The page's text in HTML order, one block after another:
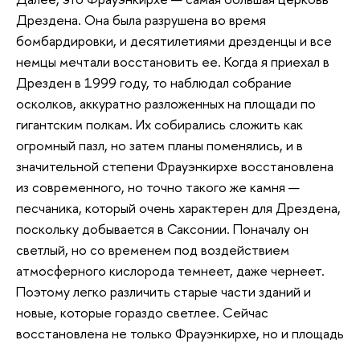
Дрездена. Она была разрушена во время
бомбардировки, и десятилетиями дрезденцы и все
немцы мечтали восстановить ее. Когда я приехал в
Дрезден в 1999 году, то наблюдал собрание
осколков, аккуратно разложенных на площади по
гигантским полкам. Их собирались сложить как
огромный пазл, но затем планы поменялись, и в
значительной степени Фрауэнкирхе восстановлена
из современного, но точно такого же камня —
песчаника, который очень характерен для Дрездена,
поскольку добывается в Саксонии. Поначалу он
светлый, но со временем под воздействием
атмосферного кислорода темнеет, даже чернеет.
Поэтому легко различить старые части зданий и
новые, которые гораздо светлее. Сейчас
восстановлена не только Фрауэнкирхе, но и площадь